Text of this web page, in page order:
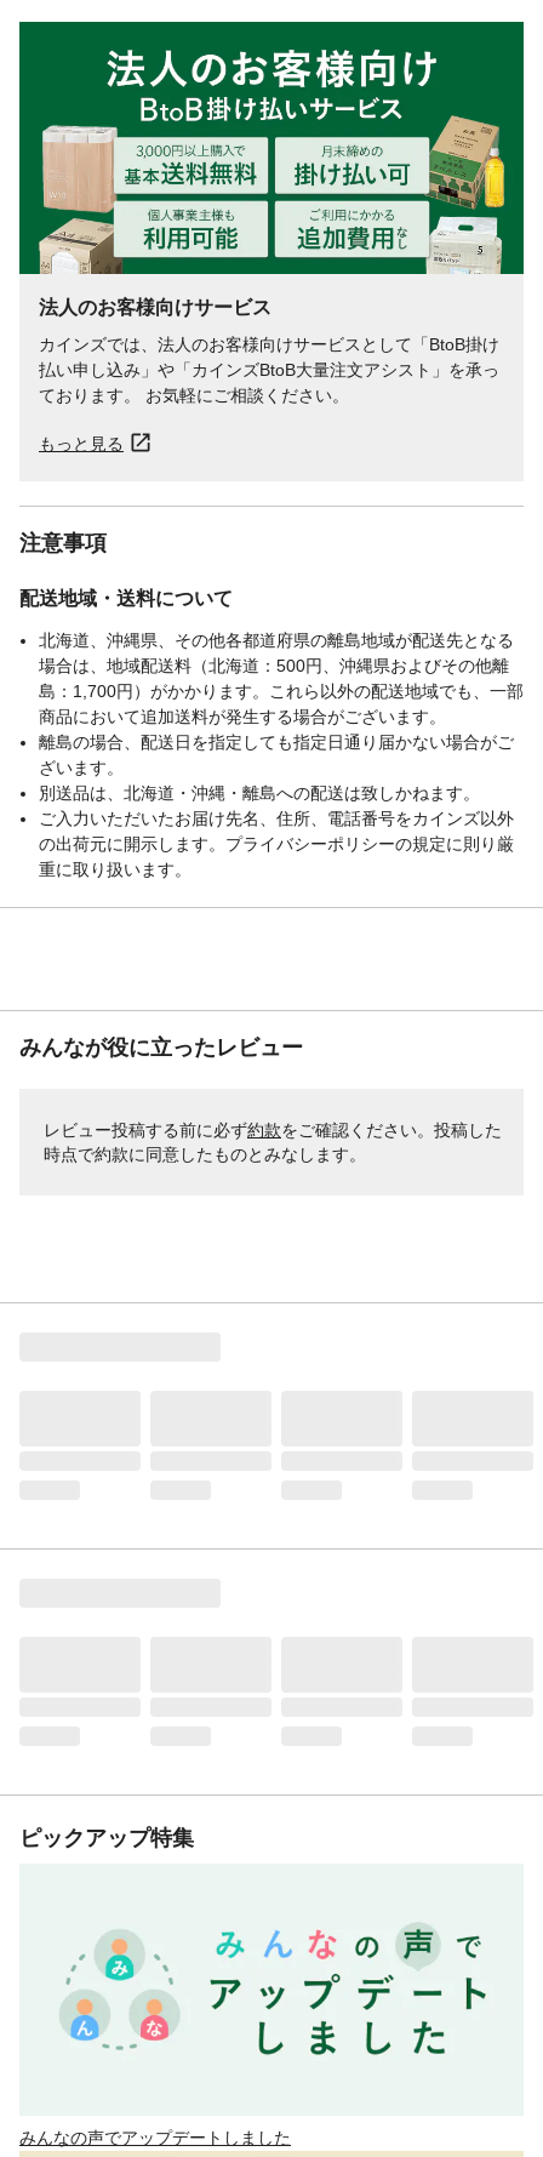
法人のお客様向けサービス
カインズでは、法人のお客様向けサービスとして「BtoB掛け
払い申し込み」や「カインズBtoB大量注文アシスト」を承っ
ております。 お気軽にご相談ください。
もっと見る
注意事項
配送地域・送料について
北海道、沖縄県、その他各都道府県の離島地域が配送先となる
場合は、地域配送料（北海道：500円、沖縄県およびその他離
島：1,700円）がかかります。これら以外の配送地域でも、一部
商品において追加送料が発生する場合がございます。
離島の場合、配送日を指定しても指定日通り届かない場合がご
ざいます。
別送品は、北海道・沖縄・離島への配送は致しかねます。
ご入力いただいたお届け先名、住所、電話番号をカインズ以外
の出荷元に開示します。プライバシーポリシーの規定に則り厳
重に取り扱います。
みんなが役に立ったレビュー
レビュー投稿する前に必ず約款をご確認ください。投稿した
時点で約款に同意したものとみなします。
ピックアップ特集
みんなの声でアップデートしました